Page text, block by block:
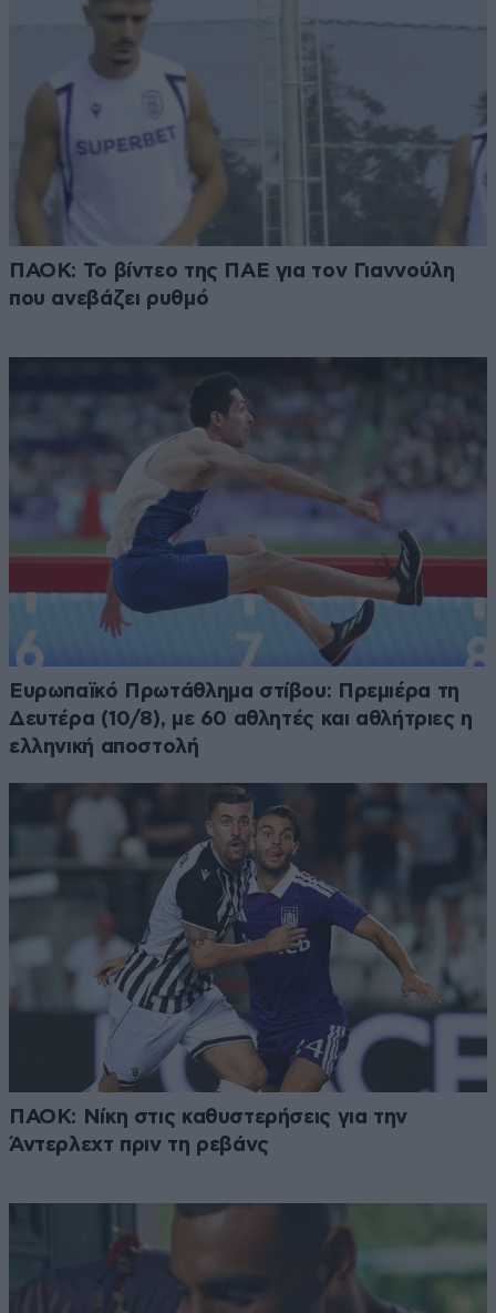
ΠΑΟΚ: Το βίντεο της ΠΑΕ για τον Γιαννούλη
που ανεβάζει ρυθμό
Ευρωπαϊκό Πρωτάθλημα στίβου: Πρεμιέρα τη
Δευτέρα (10/8), με 60 αθλητές και αθλήτριες η
ελληνική αποστολή
ΠΑΟΚ: Νίκη στις καθυστερήσεις για την
Άντερλεχτ πριν τη ρεβάνς